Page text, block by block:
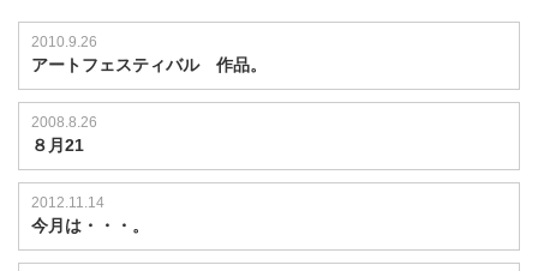
2010.9.26
アートフェスティバル 作品。
2008.8.26
８月21
2012.11.14
今月は・・・。